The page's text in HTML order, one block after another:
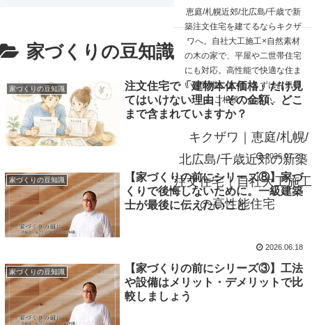
恵庭/札幌近郊/北広島/千歳で新
築注文住宅を建てるならキクザ
ワへ。自社大工施工×自然素材
の木の家で、平屋や二世帯住宅
にも対応。高性能で快適な住ま
いを実現します。まずはお気軽
にご相談ください。
キクザワ｜恵庭/札幌/
北広島/千歳近郊の新築
注文住宅｜自社大工施工
の高性能住宅
☰
家づくりの豆知識
家づくりの豆知識
注文住宅で「建物本体価格」だけ見
てはいけない理由｜その金額、どこ
まで含まれていますか？
2026.07.29
家づくりの豆知識
【家づくりの前にシリーズ⑧】家づ
くりで後悔しないために。一級建築
士が最後に伝えたいこと
2026.06.18
家づくりの豆知識
【家づくりの前にシリーズ③】工法
や設備はメリット・デメリットで比
較しましょう